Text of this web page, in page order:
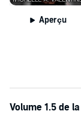
©2014 Michelle A.
Aperçu
Volume 1.5 de